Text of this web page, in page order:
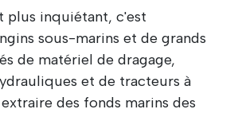
plus inquiétant, c'est
sous-marins et de grands
de matériel de dragage,
et de tracteurs à
des fonds marins des